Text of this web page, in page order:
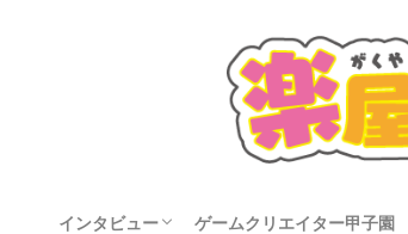
インタビュー ゲームクリエイター甲子園